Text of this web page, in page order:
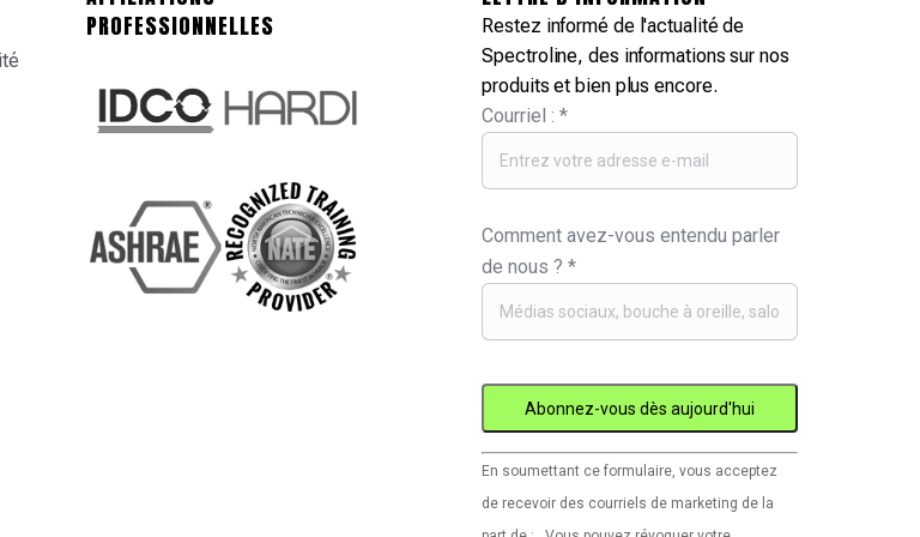
PROFESSIONNELLES
Restez informé de l'actualité de
Spectroline, des informations sur nos
produits et bien plus encore.
Courriel :*
Comment avez-vous entendu parler
de nous ?*
Utilisation
de
Constant
En soumettant ce formulaire, vous acceptez
de recevoir des courriels de marketing de la